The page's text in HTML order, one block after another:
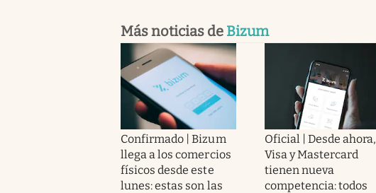
Más noticias de Bizum
Confirmado | Bizum
llega a los comercios
físicos desde este
lunes: estas son las
Oficial | Desde ahora,
Visa y Mastercard
tienen nueva
competencia: todos